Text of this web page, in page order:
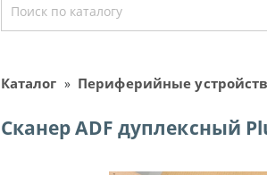
Каталог » Периферийные
Сканер ADF дуплексный